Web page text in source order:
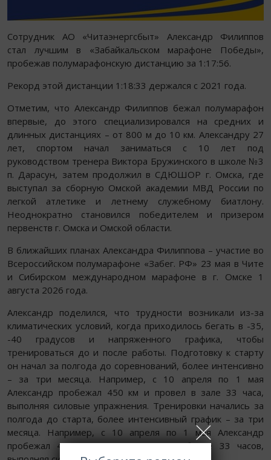
Сотрудник АО «Читаэнергсбыт» Александр Филиппов
стал лучшим в «Забайкальском марафоне Победы»,
пробежав полумарафонскую дистанцию за 1:17:56.
Рекорд этой дистанции 1:18:33 держался с 2021 года.
Отметим, что Александр Филиппов бежал полумарафон
впервые, до этого специализировался на средних и
длинных дистанциях – от 800 м до 10 км. Александру 27
лет, спортом начал заниматься с 10 лет под
руководством тренера Виктора Бружинского в школе №3
п. Дарасун, затем продолжил в СДЮШОР г. Омска, где
выступал за сборную Омской академии МВД России по
легкой атлетике и летнему служебному биатлону.
Неоднократно становился победителем и призером
первенств г. Омска и Омской области.
В ближайших планах Александра Филиппова – участие во
Всероссийском полумарафоне «Забег. РФ» 23 мая в Чите
и Сибирском международном марафоне в г. Омске 1
августа 2026 года.
Александр поделился, что трудности возникали из-за
климатических условий, когда приходилось бегать в -35,
-40 градусов и напряженного графика, чтобы
тренироваться до и после работы. Подготовку к старту
он начал за полгода до соревнований, более интенсивно
– за три месяца. Например, с 10 апреля по 1 мая
Александр пробежал 450 км и провел в зале 33 часа,
выполняя силовые упражнения. Тренировки начались за
полгода до старта, более интенсивный график – за три
месяца. Например, с 10 апреля по 1 мая Александр
пробежал 450 км и провел в зале более 33 часов,